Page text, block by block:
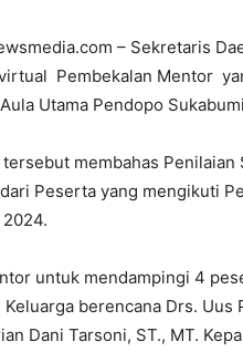
– Sekretaris
Pembekalan Mentor
Utama Pendopo
membahas
Peserta yang mengikuti
untuk mendampingi 4
berencana Drs. Uus
Dani Tarsoni, ST., MT.